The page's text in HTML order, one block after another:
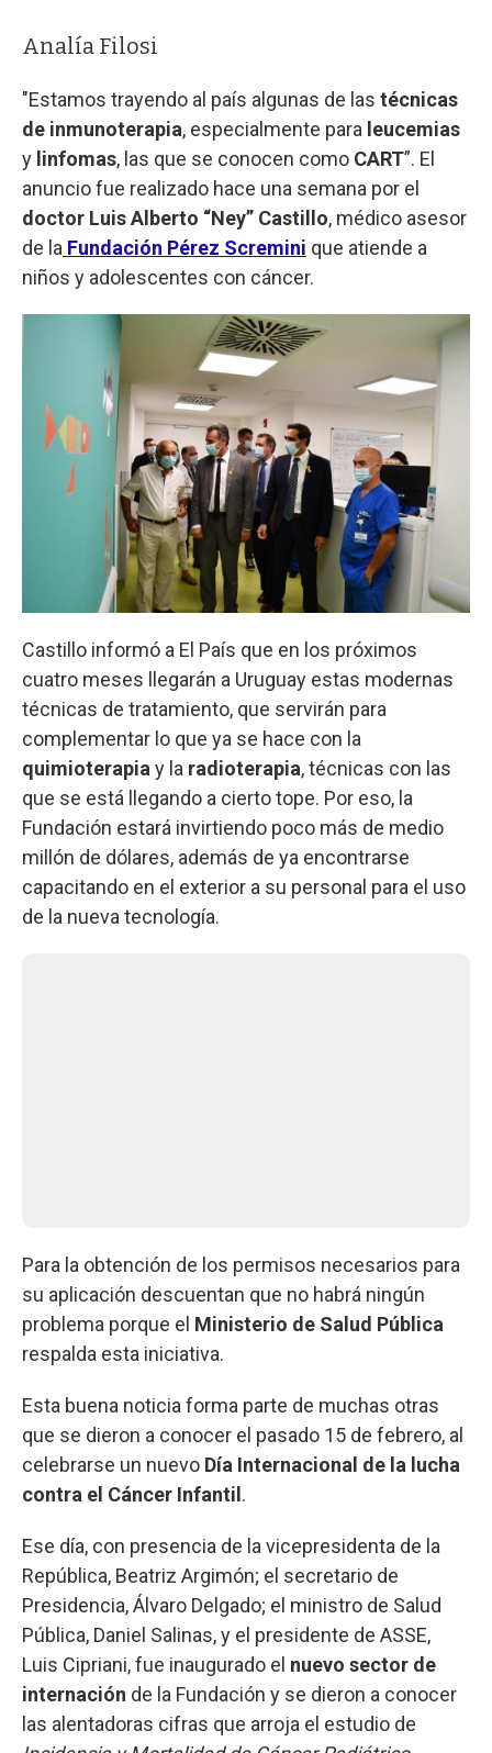
Analía Filosi
"Estamos trayendo al país algunas de las técnicas
de inmunoterapia, especialmente para leucemias
y linfomas, las que se conocen como CART”. El
anuncio fue realizado hace una semana por el
doctor Luis Alberto “Ney” Castillo, médico asesor
de la Fundación Pérez Scremini que atiende a
niños y adolescentes con cáncer.
Castillo informó a El País que en los próximos
cuatro meses llegarán a Uruguay estas modernas
técnicas de tratamiento, que servirán para
complementar lo que ya se hace con la
quimioterapia y la radioterapia, técnicas con las
que se está llegando a cierto tope. Por eso, la
Fundación estará invirtiendo poco más de medio
millón de dólares, además de ya encontrarse
capacitando en el exterior a su personal para el uso
de la nueva tecnología.
Para la obtención de los permisos necesarios para
su aplicación descuentan que no habrá ningún
problema porque el Ministerio de Salud Pública
respalda esta iniciativa.
Esta buena noticia forma parte de muchas otras
que se dieron a conocer el pasado 15 de febrero, al
celebrarse un nuevo Día Internacional de la lucha
contra el Cáncer Infantil.
Ese día, con presencia de la vicepresidenta de la
República, Beatriz Argimón; el secretario de
Presidencia, Álvaro Delgado; el ministro de Salud
Pública, Daniel Salinas, y el presidente de ASSE,
Luis Cipriani, fue inaugurado el nuevo sector de
internación de la Fundación y se dieron a conocer
las alentadoras cifras que arroja el estudio de